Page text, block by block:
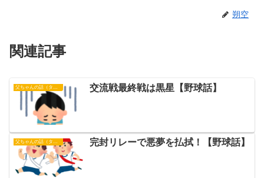
朔空
関連記事
父ちゃんの話（タイガース） 交流戦最終戦は黒星【野球話】
父ちゃんの話（タイガース） 完封リレーで悪夢を払拭！【野球話】